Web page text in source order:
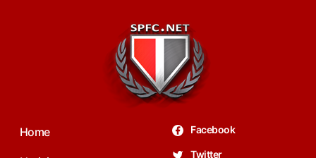
Home Facebook
Twitter